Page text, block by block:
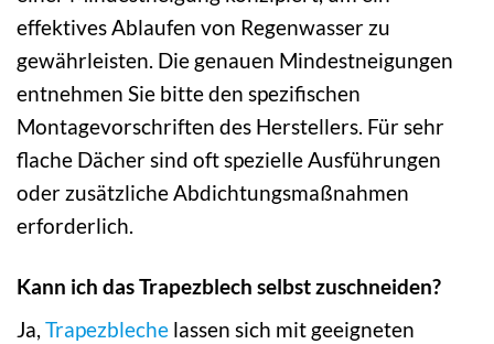
effektives Ablaufen von Regenwasser zu
gewährleisten. Die genauen Mindestneigungen
entnehmen Sie bitte den spezifischen
Montagevorschriften des Herstellers. Für sehr
flache Dächer sind oft spezielle Ausführungen
oder zusätzliche Abdichtungsmaßnahmen
erforderlich.
Kann ich das Trapezblech selbst zuschneiden?
Ja, Trapezbleche lassen sich mit geeigneten